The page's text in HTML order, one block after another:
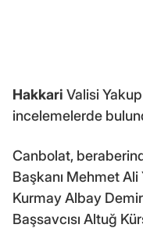
Hakkari Valisi
incelemelerde
Canbolat,
Başkanı Mehmet
Kurmay Albay
Başsavcısı Altuğ